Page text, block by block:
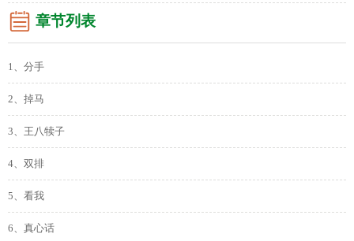
章节列表
1、分手
2、掉马
3、王八犊子
4、双排
5、看我
6、真心话